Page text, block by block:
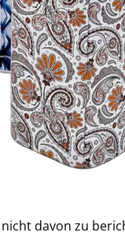
davon zu